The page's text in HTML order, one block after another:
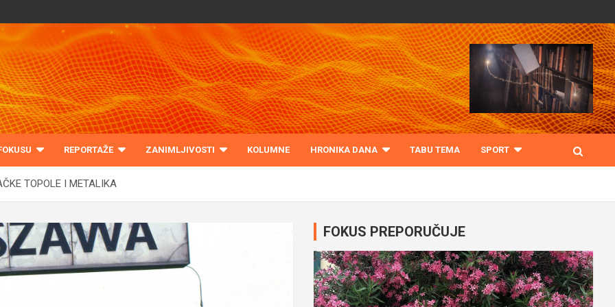
REPORTAŽE ZANIMLJIVOSTI KOLUMNE HRONIKA DANA TABU TEMA SPORT
TOPOLE I METALIKA
FOKUS PREPORUČUJE